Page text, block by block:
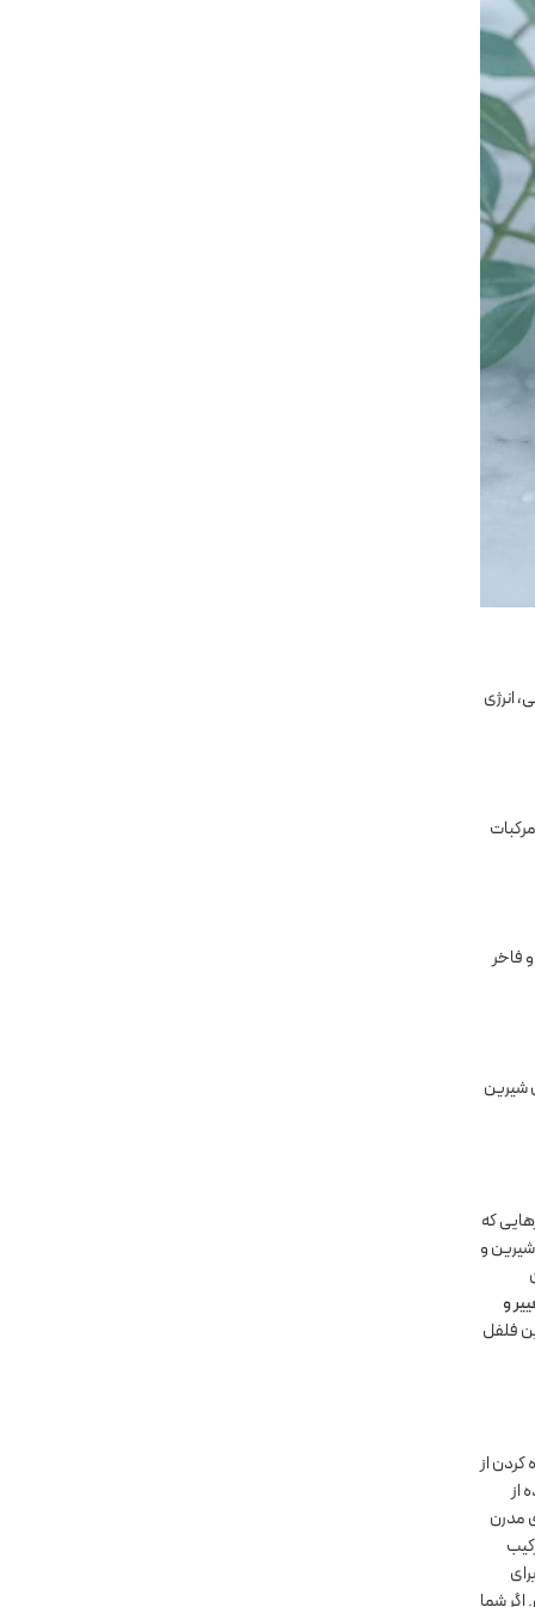
انرژی
فاخر
شیرین
که
و
و
فلفل
از
از
مدرن
شما